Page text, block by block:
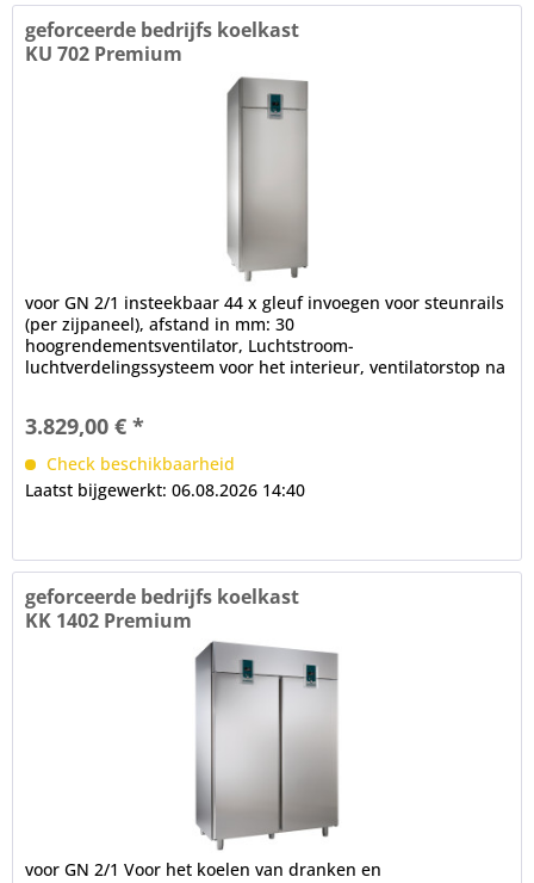
geforceerde bedrijfs koelkast
KU 702 Premium
voor GN 2/1 insteekbaar 44 x gleuf invoegen voor steunrails
(per zijpaneel), afstand in mm: 30
hoogrendementsventilator, Luchtstroom-
luchtverdelingssysteem voor het interieur, ventilatorstop na
3.829,00 € *
Check beschikbaarheid
Laatst bijgewerkt: 06.08.2026 14:40
geforceerde bedrijfs koelkast
KK 1402 Premium
voor GN 2/1 Voor het koelen van dranken en